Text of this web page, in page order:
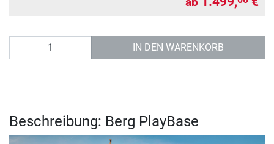
IN DEN WARENKORB
Beschreibung: Berg PlayBase